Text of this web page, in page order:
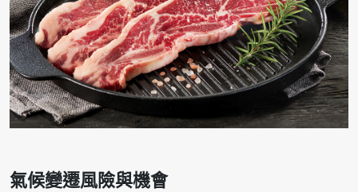
氣候變遷風險與機會